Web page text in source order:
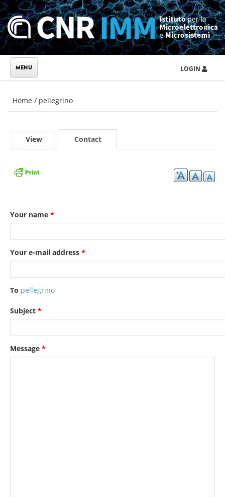
Skip to main content
LOGIN
You are here
Home / pellegrino
Primary tabs
View Contact
Your name *
Your e-mail address *
To pellegrino
Subject *
Message *